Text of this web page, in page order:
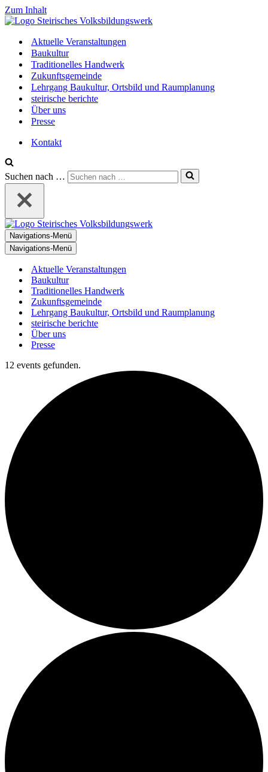
Zum Inhalt
Aktuelle Veranstaltungen
Baukultur
Traditionelles Handwerk
Zukunftsgemeinde
Lehrgang Baukultur, Ortsbild und Raumplanung
steirische berichte
Über uns
Presse
Kontakt
Suchen nach …
Navigations-Menü
Navigations-Menü
Aktuelle Veranstaltungen
Baukultur
Traditionelles Handwerk
Zukunftsgemeinde
Lehrgang Baukultur, Ortsbild und Raumplanung
steirische berichte
Über uns
Presse
12 events gefunden.